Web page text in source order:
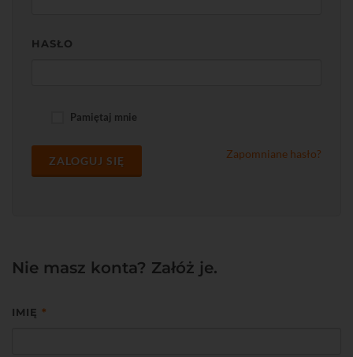
HASŁO
Pamiętaj mnie
ZALOGUJ SIĘ
Zapomniane hasło?
Nie masz konta? Załóż je.
IMIĘ *